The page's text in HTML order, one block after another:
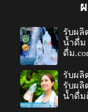
รับผลิ
น้ำดื่ม
ดื่ม
รับผลิ
รับผลิ
น้ำดื่